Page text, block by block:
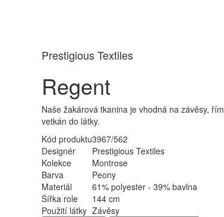
Prestigious Textiles
Regent
Naše žakárová tkanina je vhodná na závěsy,
vetkán do látky.
Kód produktu3967/562
Designér
Prestigious Textiles
Kolekce
Montrose
Barva
Peony
Materiál
61% polyester - 39% bavlna
Šířka role
144 cm
Použití látky Závěsy